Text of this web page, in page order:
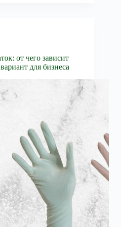
от чего зависит
для бизнеса